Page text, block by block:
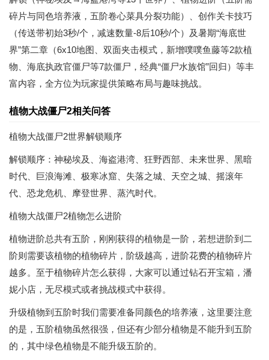
碎片与同色培养液，五阶卷心菜具分裂功能）、创作关卡技巧
（传送带初始3秒/个，减速数量-8后10秒/个）及暑期“海底世
界”第二章（6x10地图、双面夹击模式，新增噗噗鱼藤等2款植
物、海底执政官僵尸等7款僵尸，经典“僵尸水族馆”回归）等丰
富内容，全方位为玩家提供策略布局与趣味挑战。
植物大战僵尸2相关问答
植物大战僵尸2世界解锁顺序
解锁顺序：神秘埃及、海盗港湾、狂野西部、未来世界、黑暗
时代、巨浪海滩、极寒冰窟、失落之城、天空之城、摇滚年
代、恐龙危机、摩登世界、蒸汽时代。
植物大战僵尸2植物怎么进阶
植物进阶总共有五阶，刚刚获得的植物是一阶，若想进阶到二
阶则需要该植物的植物碎片，阶级越高，进阶花费的植物碎片
越多。至于植物碎片怎么获得，大家可以通过钻石开宝箱，潘
妮小店，无尽模式或者挑战模式中获得。
升级植物到五阶时我们需要准备同颜色的培养液，这里要注意
的是，五阶植物虽然很强，但还有少部分植物是不能升到五阶
的，其中绿色植物是不能升级五阶的。